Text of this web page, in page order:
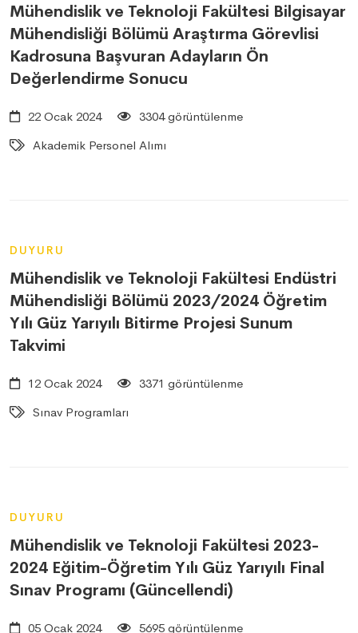
Mühendislik ve Teknoloji Fakültesi Bilgisayar
Mühendisliği Bölümü Araştırma Görevlisi
Kadrosuna Başvuran Adayların Ön
Değerlendirme Sonucu
22 Ocak 2024
3304 görüntülenme
Akademik Personel Alımı
DUYURU
Mühendislik ve Teknoloji Fakültesi Endüstri
Mühendisliği Bölümü 2023/2024 Öğretim
Yılı Güz Yarıyılı Bitirme Projesi Sunum
Takvimi
12 Ocak 2024
3371 görüntülenme
Sınav Programları
DUYURU
Mühendislik ve Teknoloji Fakültesi 2023-
2024 Eğitim-Öğretim Yılı Güz Yarıyılı Final
Sınav Programı (Güncellendi)
05 Ocak 2024 5695 görüntülenme